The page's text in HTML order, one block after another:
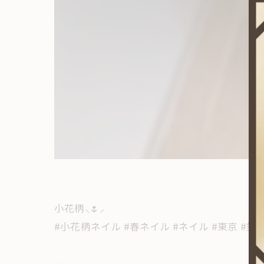
小花柄⸜🌷︎⸝‍
#小花柄ネイル #春ネイル #ネイル #東京 #錦